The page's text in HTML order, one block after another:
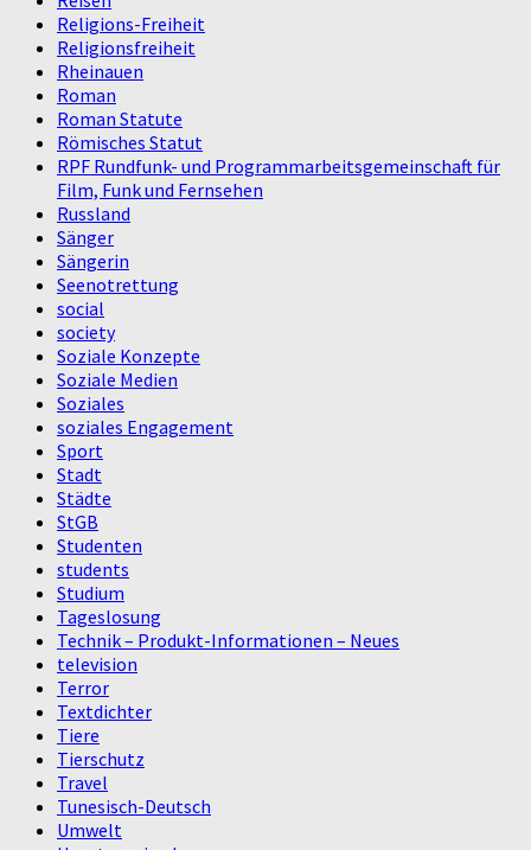
Religions-Freiheit
Religionsfreiheit
Rheinauen
Roman
Roman Statute
Römisches Statut
RPF Rundfunk- und Programmarbeitsgemeinschaft für
Film, Funk und Fernsehen
Russland
Sänger
Sängerin
Seenotrettung
social
society
Soziale Konzepte
Soziale Medien
Soziales
soziales Engagement
Sport
Stadt
Städte
StGB
Studenten
students
Studium
Tageslosung
Technik – Produkt-Informationen – Neues
television
Terror
Textdichter
Tiere
Tierschutz
Travel
Tunesisch-Deutsch
Umwelt